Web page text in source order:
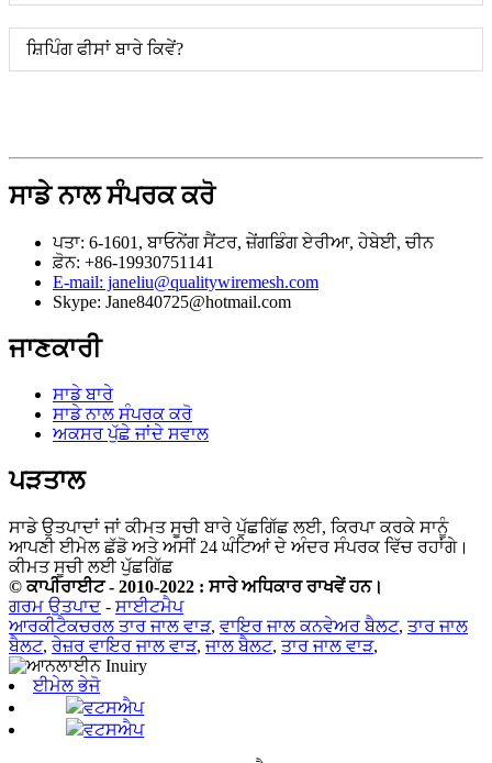
ਸ਼ਿਪਿੰਗ ਫੀਸਾਂ ਬਾਰੇ ਕਿਵੇਂ?
ਸਾਡੇ ਨਾਲ ਸੰਪਰਕ ਕਰੋ
ਪਤਾ: 6-1601, ਬਾਓਨੇਂਗ ਸੈਂਟਰ, ਜ਼ੇਂਗਡਿੰਗ ਏਰੀਆ, ਹੇਬੇਈ, ਚੀਨ
ਫ਼ੋਨ: +86-19930751141
E-mail: janeliu@qualitywiremesh.com
Skype: Jane840725@hotmail.com
ਜਾਣਕਾਰੀ
ਸਾਡੇ ਬਾਰੇ
ਸਾਡੇ ਨਾਲ ਸੰਪਰਕ ਕਰੋ
ਅਕਸਰ ਪੁੱਛੇ ਜਾਂਦੇ ਸਵਾਲ
ਪੜਤਾਲ
ਸਾਡੇ ਉਤਪਾਦਾਂ ਜਾਂ ਕੀਮਤ ਸੂਚੀ ਬਾਰੇ ਪੁੱਛਗਿੱਛ ਲਈ, ਕਿਰਪਾ ਕਰਕੇ ਸਾਨੂੰ
ਆਪਣੀ ਈਮੇਲ ਛੱਡੋ ਅਤੇ ਅਸੀਂ 24 ਘੰਟਿਆਂ ਦੇ ਅੰਦਰ ਸੰਪਰਕ ਵਿੱਚ ਰਹਾਂਗੇ।
ਕੀਮਤ ਸੂਚੀ ਲਈ ਪੁੱਛਗਿੱਛ
© ਕਾਪੀਰਾਈਟ - 2010-2022 : ਸਾਰੇ ਅਧਿਕਾਰ ਰਾਖਵੇਂ ਹਨ।
ਗਰਮ ਉਤਪਾਦ - ਸਾਈਟਮੈਪ
ਆਰਕੀਟੈਕਚਰਲ ਤਾਰ ਜਾਲ ਵਾੜ, ਵਾਇਰ ਜਾਲ ਕਨਵੇਅਰ ਬੈਲਟ, ਤਾਰ ਜਾਲ
ਬੈਲਟ, ਰੇਜ਼ਰ ਵਾਇਰ ਜਾਲ ਵਾੜ,ਜਾਲ ਬੈਲਟ, ਤਾਰ ਜਾਲ ਵਾੜ,
ਈਮੇਲ ਭੇਜੋ
ਵਟਸਐਪ
ਵਟਸਐਪ